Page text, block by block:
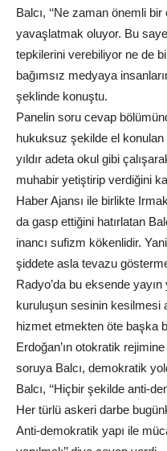
Balcı, ‘‘Ne zaman önemli
yavaşlatmak oluyor. Bu
tepkilerini verebiliyor ne de
bağımsız medyaya
şeklinde konuştu.
Panelin soru cevap
hukuksuz şekilde el
yıldır adeta okul gibi
muhabir yetiştirip verdiğini
Haber Ajansı ile birlikte
da gasp ettiğini hatırlatan
inancı sufizm kökenlidir.
şiddete asla tevazu
Radyo’da bu eksende
kuruluşun sesinin kesilmesi
hizmet etmekten öte başka
Erdoğan’ın otokratik
soruya Balcı, demokratik
Balcı, ‘‘Hiçbir şekilde anti-
Her türlü askeri darbe
Anti-demokratik yapı ile